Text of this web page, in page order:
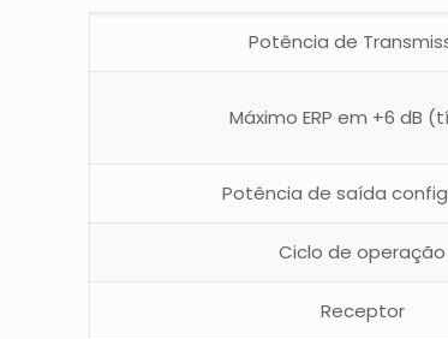
Potência de
Máximo ERP em +6 dB
Potência de saída
Ciclo de operação
Receptor